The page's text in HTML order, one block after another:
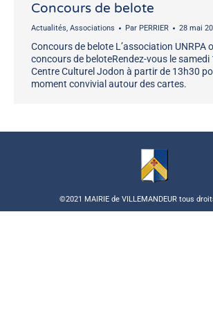
Concours de belote
Actualités, Associations Par PERRIER 28 mai
Concours de belote L’association UNRPA
concours de beloteRendez-vous le samedi
Centre Culturel Jodon à partir de 13h30
moment convivial autour des cartes.
©2021 MAIRIE de VILLEMANDEUR tous